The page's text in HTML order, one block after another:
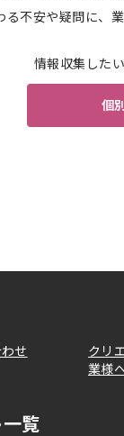
る不安や疑問に、
情報収集した
個
せ
クリ
業様
覧